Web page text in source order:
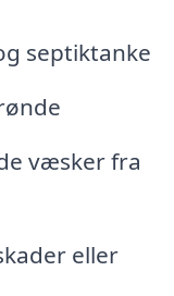
septiktanke
væsker fra
eller